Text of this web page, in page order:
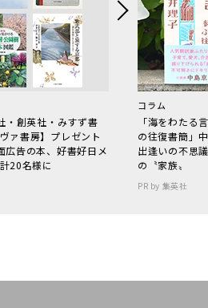
・創英社・みすず書
ァ書房】プレゼント
広告の本、好書好日メ
20名様に
コラム
「海をわた
の往復書簡」
出逢いの不思
の〝家族〟
PR by 集英社